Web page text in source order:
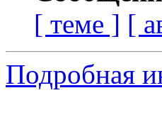
[ теме ] [
Подробная